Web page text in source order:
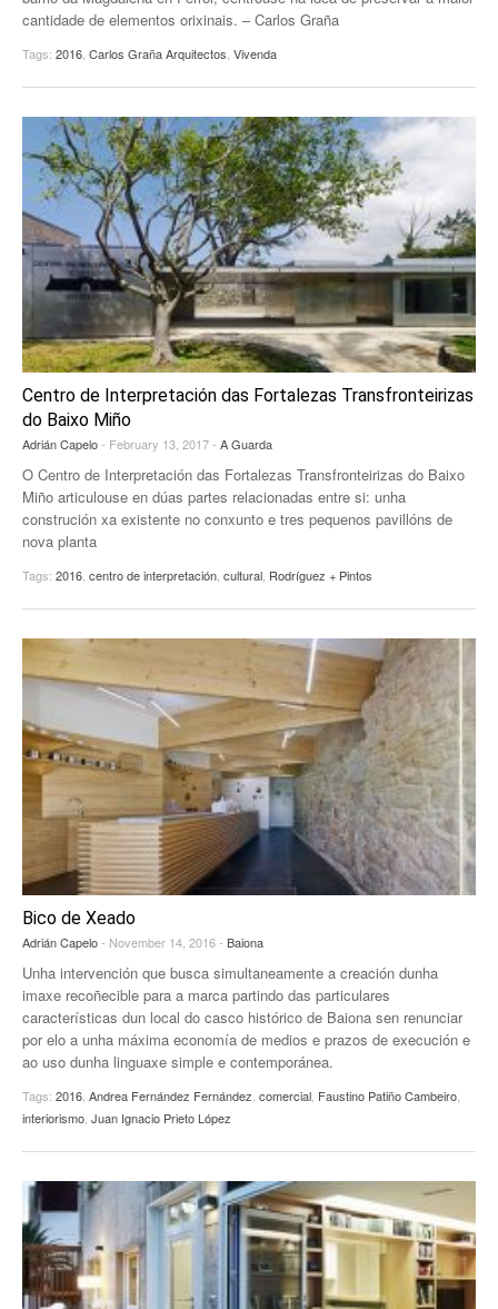
EUROPAN
cantidade de elementos orixinais. – Carlos Graña
Tags: 2016 Carlos Graña Arquitectos Vivenda
Centro de Interpretación das Fortalezas Transfronteirizas
do Baixo Miño
Adrián Capelo- February 13, 2017 - A Guarda
O Centro de Interpretación das Fortalezas Transfronteirizas do Baixo
Miño articulouse en dúas partes relacionadas entre si: unha
construción xa existente no conxunto e tres pequenos pavillóns de
nova planta
Tags: 2016 centro de interpretación cultural Rodríguez + Pintos
Bico de Xeado
Adrián Capelo- November 14, 2016 - Baiona
Unha intervención que busca simultaneamente a creación dunha
imaxe recoñecible para a marca partindo das particulares
características dun local do casco histórico de Baiona sen renunciar
por elo a unha máxima economía de medios e prazos de execución e
ao uso dunha linguaxe simple e contemporánea.
Tags: 2016 Andrea Fernández Fernández comercial Faustino Patiño Cambeiro
interiorismo Juan Ignacio Prieto López